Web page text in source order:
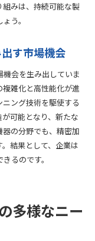
みは、持続可能な製
う。
す市場機会
会を生み出していま
雑化と高性能化が進
ング技術を駆使する
可能となり、新たな
の分野でも、精密加
結果として、企業は
るのです。
多様なニー